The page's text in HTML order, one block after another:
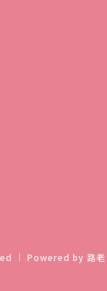
｜ Powered by 路老